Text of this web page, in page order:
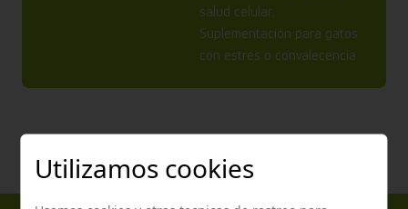
salud celular,
Suplementación para gatos
con estrés o convalecencia
Utilizamos cookies